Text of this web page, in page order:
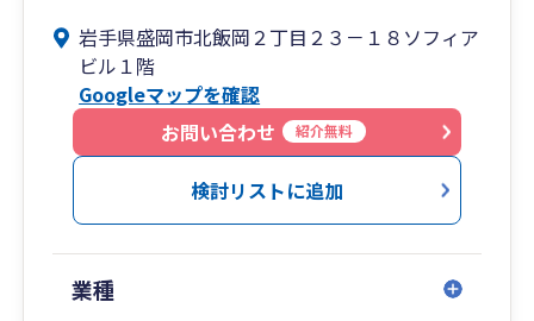
岩手県盛岡市北飯岡２丁目２３－１８ソフィア
ビル１階
Googleマップを確認
お問い合わせ
紹介無料
検討リストに追加
業種